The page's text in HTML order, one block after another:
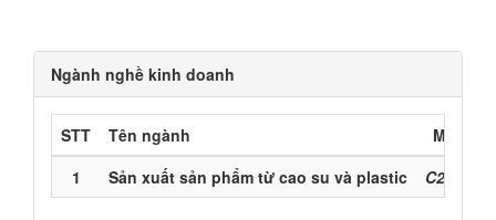
Ngành nghề kinh doanh
STT Tên ngành
Mã
1
Sản xuất sản phẩm từ cao su và plastic C22